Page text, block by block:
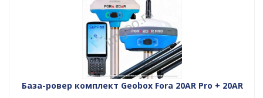
База-ровер комплект Geobox Fora 20AR Pro + 20AR